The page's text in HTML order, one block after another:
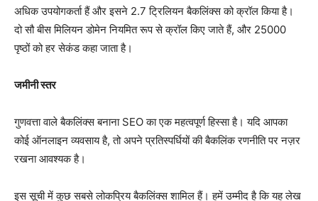
अधिक उपयोगकर्ता हैं और इसने 2.7 ट्रिलियन बैकलिंक्स को क्रॉल किया है।
दो सौ बीस मिलियन डोमेन नियमित रूप से क्रॉल किए जाते हैं, और 25000
पृष्ठों को हर सेकंड कहा जाता है।
जमीनी स्तर
गुणवत्ता वाले बैकलिंक्स बनाना SEO का एक महत्वपूर्ण हिस्सा है। यदि आपका
कोई ऑनलाइन व्यवसाय है, तो अपने प्रतिस्पर्धियों की बैकलिंक रणनीति पर नज़र
रखना आवश्यक है।
इस सूची में कुछ सबसे लोकप्रिय बैकलिंक्स शामिल हैं। हमें उम्मीद है कि यह लेख